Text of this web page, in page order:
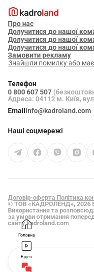
Про нас
Долучитися до нашої
Долучитися до нашої
Долучитися до нашої
Замовити рекламу
Знайшли помилку або
Телефон
0 800 607 507
Адреса: 04112 м. Київ,
Email info@kadroland.com
Наші соцмережі
Договір-оферта Політика
© ТОВ «КАДРОЛЕНД», 2026
Використання та
за умови отримання
сайтуkadroland.com
Головна
Відео